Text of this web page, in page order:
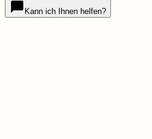
Kann ich Ihnen helfen?